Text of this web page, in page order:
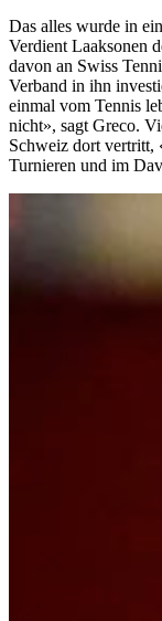
Das alles wurde in
Verdient Laaksonen
davon an Swiss
Verband in ihn
einmal vom Tennis
nicht», sagt Greco.
Schweiz dort vertritt,
Turnieren und im